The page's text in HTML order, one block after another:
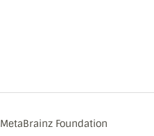
MetaBrainz Foundation